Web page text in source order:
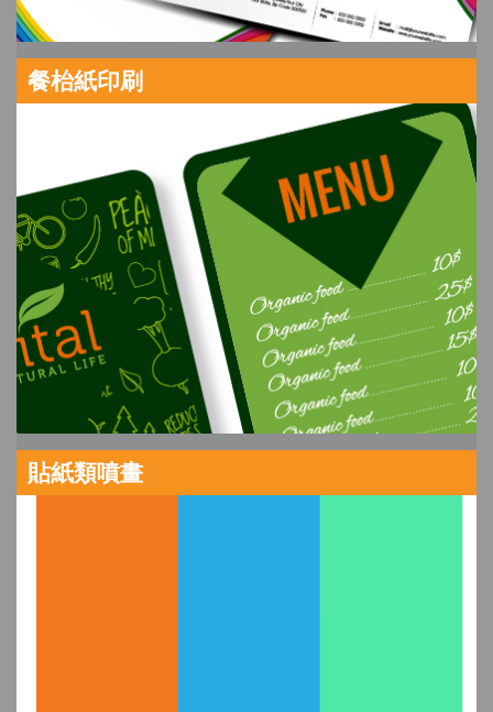
餐枱紙印刷
貼紙類噴畫